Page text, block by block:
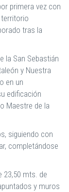
primera vez con
territorio
tras la
la San Sebastián
y Nuestra
en un
edificación
Maestre de la
siguiendo con
completándose
23,50 mts. de
y muros